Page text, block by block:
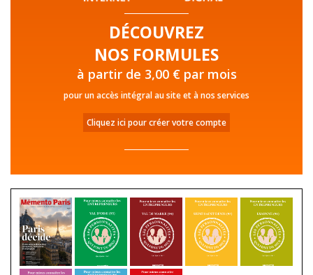
DÉCOUVREZ
NOS FORMULES
à partir de 3,00 € par mois
pour un accès intégral au site et à nos services
Cliquez ici pour créer votre compte